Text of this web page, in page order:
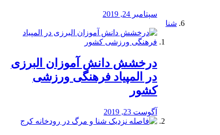
سپتامبر 24, 2019
شنا
درخشش دانش آموزان البرزی
در المپیاد فرهنگی ورزشی
کشور
آگوست 23, 2019